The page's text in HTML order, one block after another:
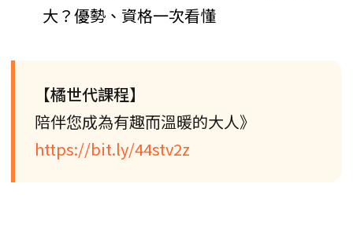
大？優勢、資格一次看懂
【橘世代課程】
陪伴您成為有趣而溫暖的大人》
https://bit.ly/44stv2z